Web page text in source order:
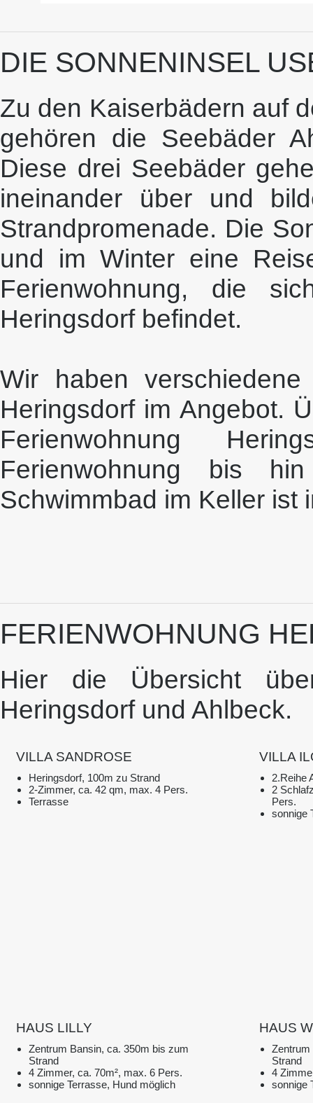
DIE SONNENINSEL
Zu den Kaiserbädern auf
gehören die Seebäder
Diese drei Seebäder
ineinander über und
Strandpromenade. Die
und im Winter eine
Ferienwohnung, die
Heringsdorf befindet.
Wir haben
Heringsdorf im Angebot.
Ferienwohnung
Ferienwohnung bis
Schwimmbad im Keller ist
FERIENWOHNUNG
Hier die Übersicht
Heringsdorf und Ahlbeck.
VILLA SANDROSE
Heringsdorf, 100m zu Strand
2-Zimmer, ca. 42 qm, max. 4 Pers.
Terrasse
VILLA
2.Reihe
2
Pers.
sonnige
HAUS LILLY
Zentrum Bansin, ca. 350m bis zum
Strand
4 Zimmer, ca. 70m², max. 6 Pers.
sonnige Terrasse, Hund möglich
HAUS
Zentrum
Strand
4
sonnige